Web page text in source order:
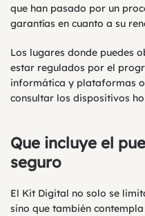
que han pasado por un
garantías en cuanto a su
Los lugares donde puedes
estar regulados por el
informática y plataformas
consultar los dispositivos
Que incluye el
seguro
El Kit Digital no solo se
sino que también